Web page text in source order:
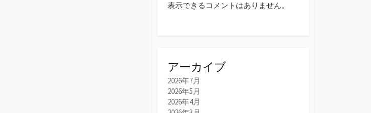
表示できるコメントはありません。
アーカイブ
2026年7月
2026年5月
2026年4月